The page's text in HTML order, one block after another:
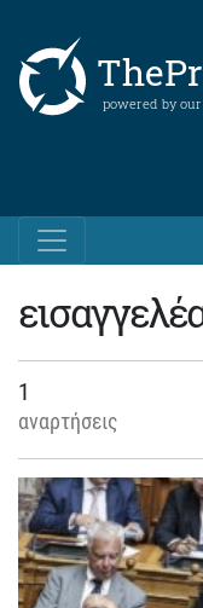
powered by our
1
αναρτήσεις